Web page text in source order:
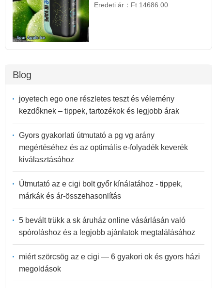
Eredeti ár： Ft 14686.00
Blog
joyetech ego one részletes teszt és vélemény
kezdőknek – tippek, tartozékok és legjobb árak
Gyors gyakorlati útmutató a pg vg arány
megértéséhez és az optimális e-folyadék keverék
kiválasztásához
Útmutató az e cigi bolt győr kínálatához - tippek,
márkák és ár-összehasonlítás
5 bevált trükk a sk áruház online vásárlásán való
spóroláshoz és a legjobb ajánlatok megtalálásához
miért szörcsög az e cigi — 6 gyakori ok és gyors házi
megoldások